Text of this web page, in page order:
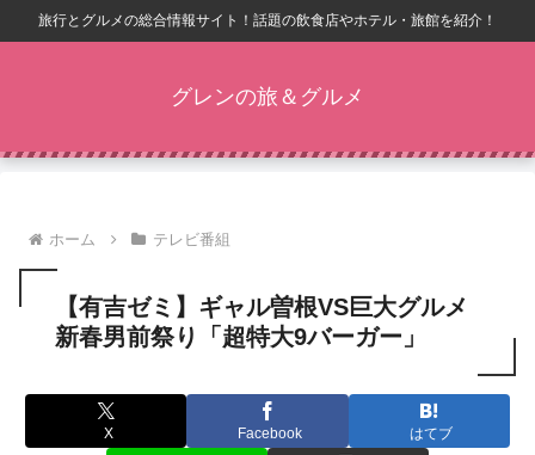
旅行とグルメの総合情報サイト！話題の飲食店やホテル・旅館を紹介！
グレンの旅＆グルメ
ホーム テレビ番組
【有吉ゼミ】ギャル曽根VS巨大グルメ
新春男前祭り「超特大9バーガー」
X Facebook はてブ